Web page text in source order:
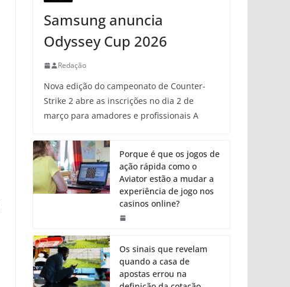
Samsung anuncia
Odyssey Cup 2026
Redação
Nova edição do campeonato de Counter-
Strike 2 abre as inscrições no dia 2 de
março para amadores e profissionais A
Porque é que os jogos de
ação rápida como o
Aviator estão a mudar a
experiência de jogo nos
casinos online?
Os sinais que revelam
quando a casa de
apostas errou na